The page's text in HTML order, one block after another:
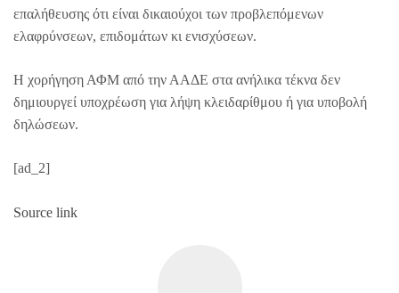
επαλήθευσης ότι είναι δικαιούχοι των προβλεπόμενων
ελαφρύνσεων, επιδομάτων κι ενισχύσεων.
Η χορήγηση ΑΦΜ από την ΑΑΔΕ στα ανήλικα τέκνα δεν
δημιουργεί υποχρέωση για λήψη κλειδαρίθμου ή για υποβολή
δηλώσεων.
[ad_2]
Source link